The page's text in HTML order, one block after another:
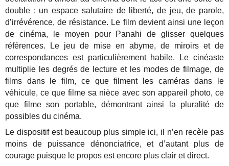
double : un espace salutaire de liberté, de jeu, de parole,
d’irrévérence, de résistance. Le film devient ainsi une leçon
de cinéma, le moyen pour Panahi de glisser quelques
références. Le jeu de mise en abyme, de miroirs et de
correspondances est particulièrement habile. Le cinéaste
multiplie les degrés de lecture et les modes de filmage, de
films dans le film, ce que filment les caméras dans le
véhicule, ce que filme sa nièce avec son appareil photo, ce
que filme son portable, démontrant ainsi la pluralité de
possibles du cinéma.
Le dispositif est beaucoup plus simple ici, il n’en recèle pas
moins de puissance dénonciatrice, et d’autant plus de
courage puisque le propos est encore plus clair et direct.